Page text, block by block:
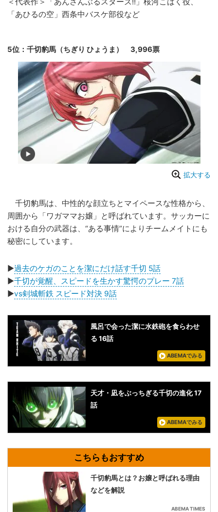
「あひるの空」西条中バスケ部役など
5位：千切豹馬（ちぎり ひょうま） 3,996票
拡大する
千切豹馬は、中性的な顔立ちとマイペースな性格から、
周囲から「ワガママお嬢」と呼ばれています。サッカーに
おける自分の武器は、“ある事情”によりチームメイトにも
秘密にしています。
▶過去のケガのことを潔にだけ話す千切 5話
▶千切が覚醒、スピードを生かす驚愕のプレー 7話
▶vs剣城斬鉄 スピード対決 9話
風呂で会った潔に水鉄砲を食らわせ
る 16話
ABEMAでみる
天才・凪をぶっちぎる千切の進化 17
話
ABEMAでみる
千切豹馬とは？お嬢と呼ばれる理由
などを解説
ABEMA TIMES